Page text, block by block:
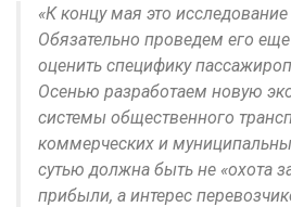
«К концу мая это
Обязательно проведем его
оценить специфику
Осенью разработаем новую
системы общественного
коммерческих и
сутью должна быть не «охота
прибыли, а интерес